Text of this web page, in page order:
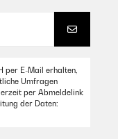
per E-Mail erhalten,
Umfragen
per Abmeldelink
der Daten: